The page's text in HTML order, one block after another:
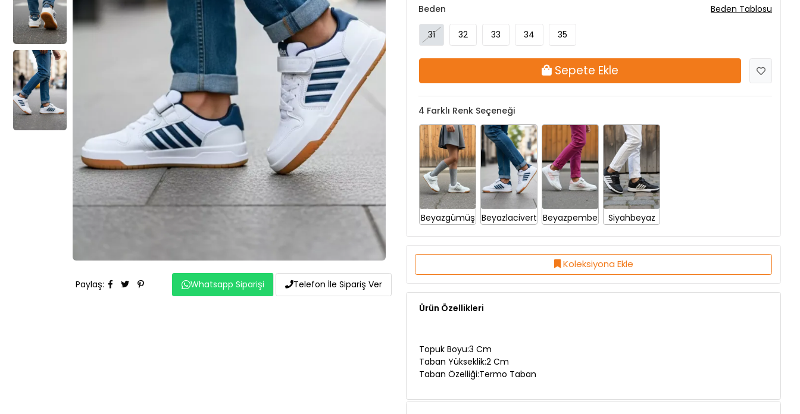
Paylaş: Whatsapp Siparişi Telefon İle Sipariş Ver
31
Sepete Ekle
4Farklı Renk Seçeneği
Beyazgümüş Beyazlacivert Beyazpembe Siyahbeyaz
Koleksiyona Ekle
Ürün Özellikleri
Taban Özelliği:Termo Taban